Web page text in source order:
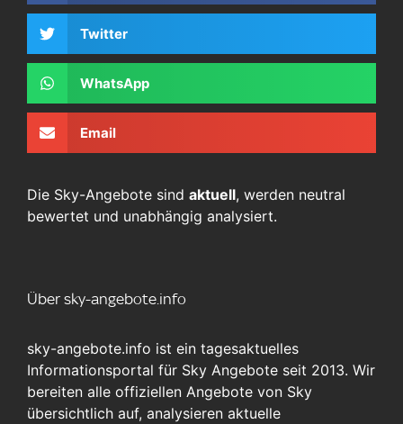
Twitter
WhatsApp
Email
Die Sky-Angebote sind aktuell, werden neutral
bewertet und unabhängig analysiert.
Über sky-angebote.info
sky-angebote.info ist ein tagesaktuelles
Informationsportal für Sky Angebote seit 2013. Wir
bereiten alle offiziellen Angebote von Sky
übersichtlich auf, analysieren aktuelle